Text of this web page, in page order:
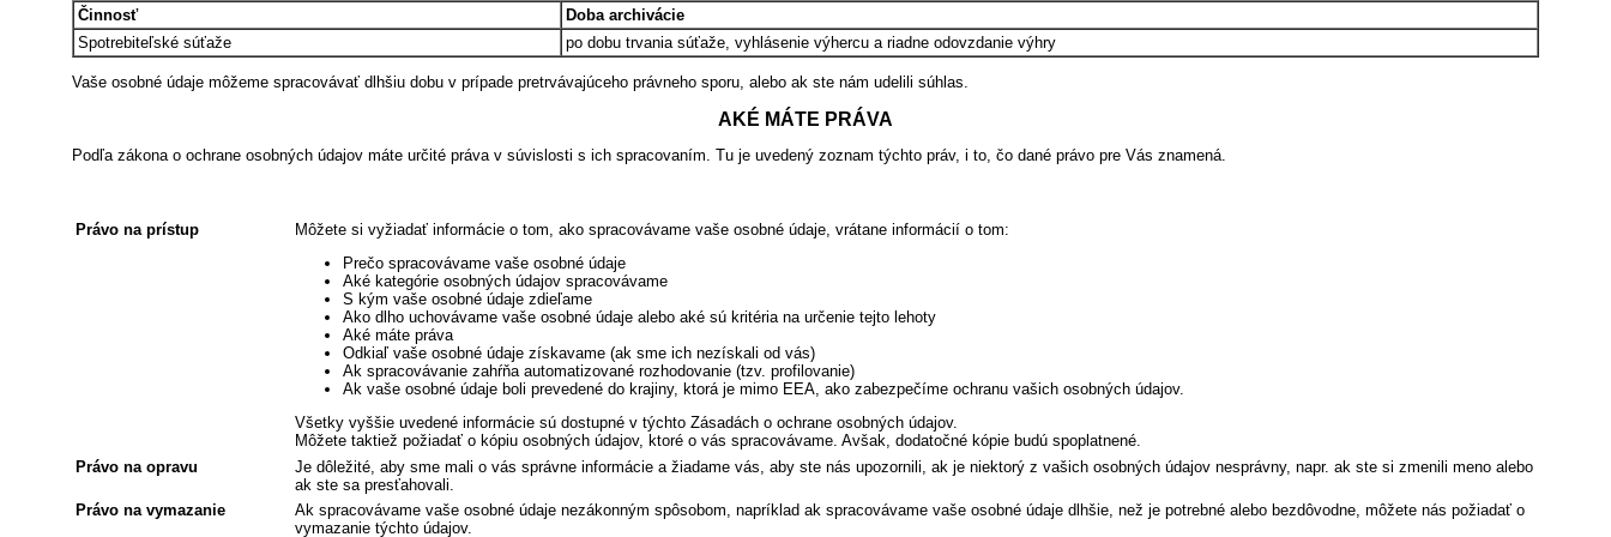
Činnosť
Doba archivácie
Spotrebiteľské súťaže
po dobu trvania súťaže, vyhlásenie výhercu a riadne odovzdanie výhry
Vaše osobné údaje môžeme spracovávať dlhšiu dobu v prípade pretrvávajúceho právneho sporu, alebo ak ste nám udelili súhlas.
AKÉ MÁTE PRÁVA
Podľa zákona o ochrane osobných údajov máte určité práva v súvislosti s ich spracovaním. Tu je uvedený zoznam týchto práv, i to, čo dané právo pre Vás znamená.
Právo na prístup
Môžete si vyžiadať informácie o tom, ako spracovávame vaše osobné údaje, vrátane informácií o tom:
Prečo spracovávame vaše osobné údaje
Aké kategórie osobných údajov spracovávame
S kým vaše osobné údaje zdieľame
Ako dlho uchovávame vaše osobné údaje alebo aké sú kritéria na určenie tejto lehoty
Aké máte práva
Odkiaľ vaše osobné údaje získavame (ak sme ich nezískali od vás)
Ak spracovávanie zahŕňa automatizované rozhodovanie (tzv. profilovanie)
Ak vaše osobné údaje boli prevedené do krajiny, ktorá je mimo EEA, ako zabezpečíme ochranu vašich osobných údajov.
Všetky vyššie uvedené informácie sú dostupné v týchto Zásadách o ochrane osobných údajov.
Môžete taktiež požiadať o kópiu osobných údajov, ktoré o vás spracovávame. Avšak, dodatočné kópie budú spoplatnené.
Právo na opravu
Je dôležité, aby sme mali o vás správne informácie a žiadame vás, aby ste nás upozornili, ak je niektorý z vašich osobných údajov nesprávny, napr. ak ste si zmenili meno alebo
ak ste sa presťahovali.
Právo na vymazanie
Ak spracovávame vaše osobné údaje nezákonným spôsobom, napríklad ak spracovávame vaše osobné údaje dlhšie, než je potrebné alebo bezdôvodne, môžete nás požiadať o
vymazanie týchto údajov.